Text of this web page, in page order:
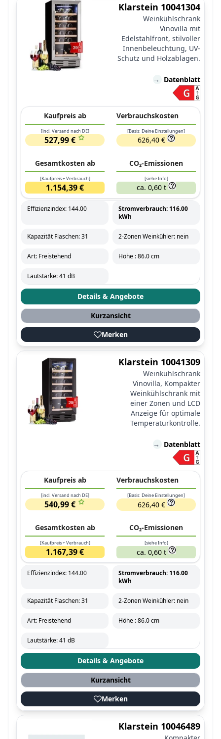
Klarstein 10041304
Weinkühlschrank
Vinovilla mit
Edelstahlfront, stilvoller
Innenbeleuchtung, UV-
Schutz und Holzablagen.
→ Datenblatt
Kaufpreis ab
[incl. Versand nach DE]
527,99 €
Verbrauchskosten
[Basis: Deine Einstellungen]
626,40 €
Gesamtkosten ab
[Kaufpreis + Verbrauch]
1.154,39 €
CO₂-Emissionen
[siehe Info]
ca. 0,60 t
Effizienzindex: 144.00
Stromverbrauch: 116.00
kWh
Kapazität Flaschen: 31 2-Zonen Weinkühler: nein
Art: Freistehend Höhe : 86.0 cm
Lautstärke: 41 dB
Details & Angebote
Kurzansicht
Merken
Klarstein 10041309
Weinkühlschrank
Vinovilla, Kompakter
Weinkühlschrank mit
einer Zonen und LCD
Anzeige für optimale
Temperaturkontrolle.
→ Datenblatt
Kaufpreis ab
[incl. Versand nach DE]
540,99 €
Verbrauchskosten
[Basis: Deine Einstellungen]
626,40 €
Gesamtkosten ab
[Kaufpreis + Verbrauch]
1.167,39 €
CO₂-Emissionen
[siehe Info]
ca. 0,60 t
Effizienzindex: 144.00
Stromverbrauch: 116.00
kWh
Kapazität Flaschen: 31 2-Zonen Weinkühler: nein
Art: Freistehend Höhe : 86.0 cm
Lautstärke: 41 dB
Details & Angebote
Kurzansicht
Merken
Klarstein 10046489